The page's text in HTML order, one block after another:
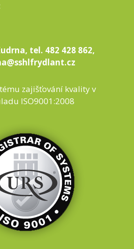
tel. 482 428 862,
zajišťování kvality v
ISO9001:2008